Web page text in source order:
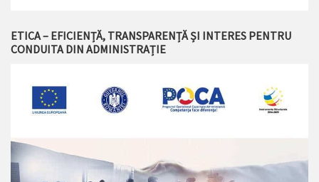
ETICA – EFICIENȚĂ, TRANSPARENȚĂ ȘI INTERES PENTRU
CONDUITA DIN ADMINISTRAȚIE